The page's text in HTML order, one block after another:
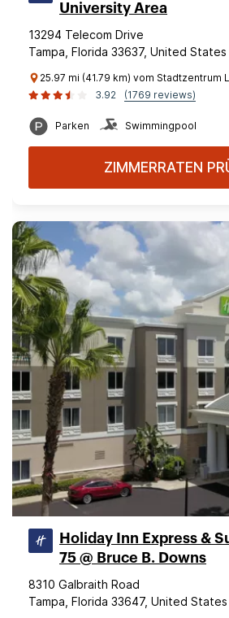
University Area
13294 Telecom Drive
Tampa, Florida 33637, United States
25.97 mi (41.79 km) vom Stadtzentrum
3.92
(1769 reviews)
Parken Swimmingpool
ZIMMERRATEN
Holiday Inn Express &
75 @ Bruce B. Downs
8310 Galbraith Road
Tampa, Florida 33647, United States